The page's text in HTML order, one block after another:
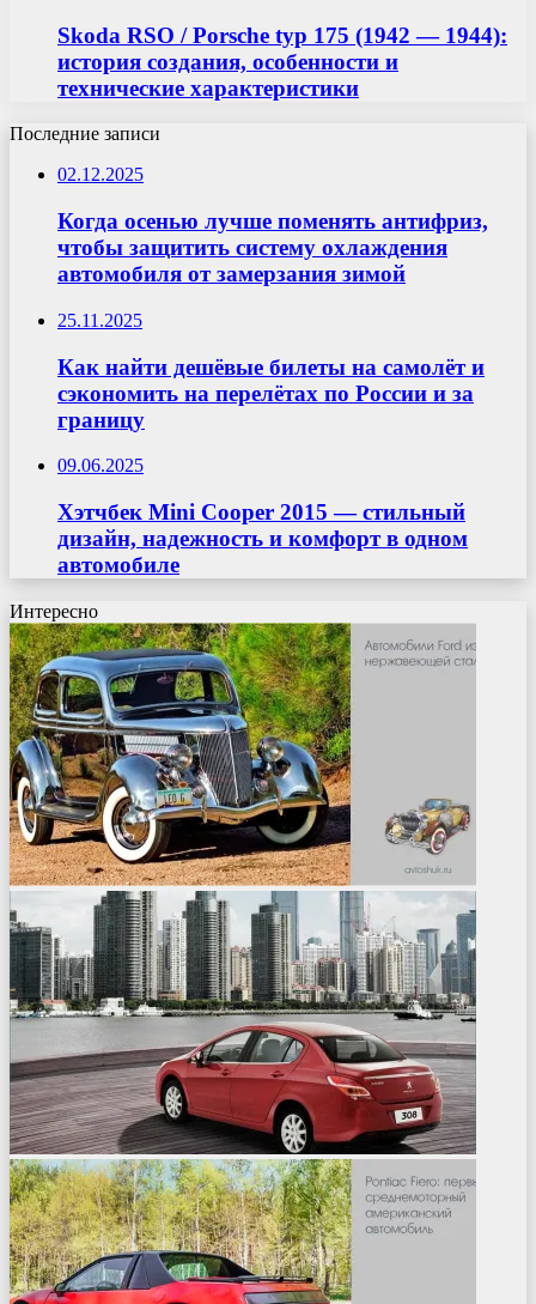
Skoda RSO / Porsche typ 175 (1942 — 1944):
история создания, особенности и
технические характеристики
Последние записи
02.12.2025
Когда осенью лучше поменять антифриз,
чтобы защитить систему охлаждения
автомобиля от замерзания зимой
25.11.2025
Как найти дешёвые билеты на самолёт и
сэкономить на перелётах по России и за
границу
09.06.2025
Хэтчбек Mini Cooper 2015 — стильный
дизайн, надежность и комфорт в одном
автомобиле
Интересно